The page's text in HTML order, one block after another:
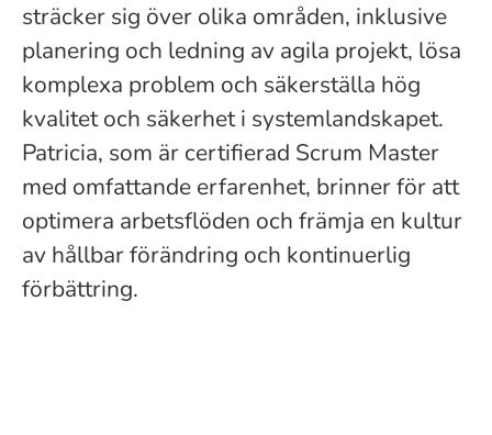
sträcker sig över olika områden, inklusive
planering och ledning av agila projekt, lösa
komplexa problem och säkerställa hög
kvalitet och säkerhet i systemlandskapet.
Patricia, som är certifierad Scrum Master
med omfattande erfarenhet, brinner för att
optimera arbetsflöden och främja en kultur
av hållbar förändring och kontinuerlig
förbättring.